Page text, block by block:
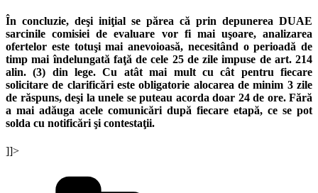
În concluzie, deşi iniţial se părea că prin depunerea DUAE
sarcinile comisiei de evaluare vor fi mai uşoare, analizarea
ofertelor este totuşi mai anevoioasă, necesitând o perioadă de
timp mai îndelungată faţă de cele 25 de zile impuse de art. 214
alin. (3) din lege. Cu atât mai mult cu cât pentru fiecare
solicitare de clarificări este obligatorie alocarea de minim 3 zile
de răspuns, deşi la unele se puteau acorda doar 24 de ore. Fără
a mai adăuga acele comunicări după fiecare etapă, ce se pot
solda cu notificări şi contestaţii.
]]>